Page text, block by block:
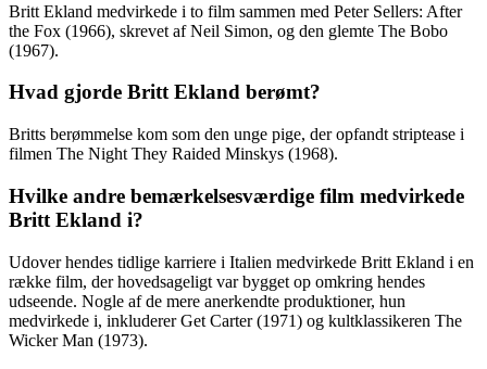
Britt Ekland medvirkede i to film sammen med Peter Sellers: After
the Fox (1966), skrevet af Neil Simon, og den glemte The Bobo
(1967).
Hvad gjorde Britt Ekland berømt?
Britts berømmelse kom som den unge pige, der opfandt striptease i
filmen The Night They Raided Minskys (1968).
Hvilke andre bemærkelsesværdige film medvirkede
Britt Ekland i?
Udover hendes tidlige karriere i Italien medvirkede Britt Ekland i en
række film, der hovedsageligt var bygget op omkring hendes
udseende. Nogle af de mere anerkendte produktioner, hun
medvirkede i, inkluderer Get Carter (1971) og kultklassikeren The
Wicker Man (1973).